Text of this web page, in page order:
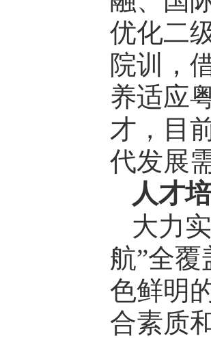
优化二
院训，
养适应
才，目
代发展
人才
大力
航”全
色鲜明
合素质